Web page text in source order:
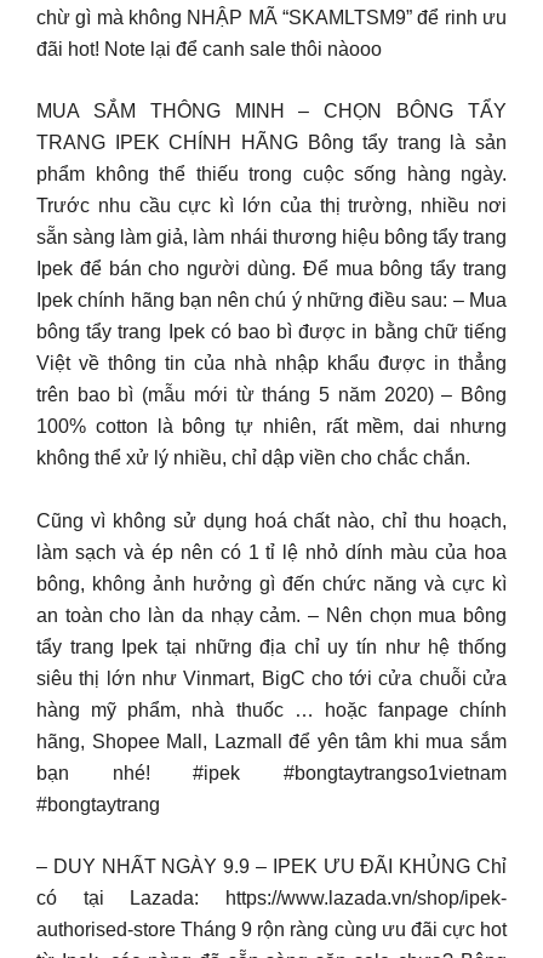
chừ gì mà không NHẬP MÃ “SKAMLTSM9” để rinh ưu
đãi hot! Note lại để canh sale thôi nàooo
MUA SẮM THÔNG MINH – CHỌN BÔNG TẨY
TRANG IPEK CHÍNH HÃNG Bông tẩy trang là sản
phẩm không thể thiếu trong cuộc sống hàng ngày.
Trước nhu cầu cực kì lớn của thị trường, nhiều nơi
sẵn sàng làm giả, làm nhái thương hiệu bông tẩy trang
Ipek để bán cho người dùng. Để mua bông tẩy trang
Ipek chính hãng bạn nên chú ý những điều sau: – Mua
bông tẩy trang Ipek có bao bì được in bằng chữ tiếng
Việt về thông tin của nhà nhập khẩu được in thẳng
trên bao bì (mẫu mới từ tháng 5 năm 2020) – Bông
100% cotton là bông tự nhiên, rất mềm, dai nhưng
không thể xử lý nhiều, chỉ dập viền cho chắc chắn.
Cũng vì không sử dụng hoá chất nào, chỉ thu hoạch,
làm sạch và ép nên có 1 tỉ lệ nhỏ dính màu của hoa
bông, không ảnh hưởng gì đến chức năng và cực kì
an toàn cho làn da nhạy cảm. – Nên chọn mua bông
tẩy trang Ipek tại những địa chỉ uy tín như hệ thống
siêu thị lớn như Vinmart, BigC cho tới cửa chuỗi cửa
hàng mỹ phẩm, nhà thuốc … hoặc fanpage chính
hãng, Shopee Mall, Lazmall để yên tâm khi mua sắm
bạn nhé! #ipek #bongtaytrangso1vietnam
#bongtaytrang
– DUY NHẤT NGÀY 9.9 – IPEK ƯU ĐÃI KHỦNG Chỉ
có tại Lazada: https://www.lazada.vn/shop/ipek-
authorised-store Tháng 9 rộn ràng cùng ưu đãi cực hot